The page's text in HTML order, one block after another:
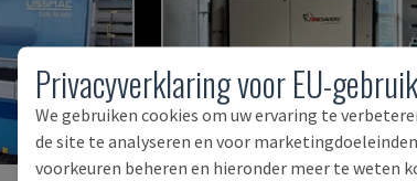
Privacyverklaring voor EU-
We gebruiken cookies om uw ervaring te
de site te analyseren en voor
voorkeuren beheren en hieronder meer te weten